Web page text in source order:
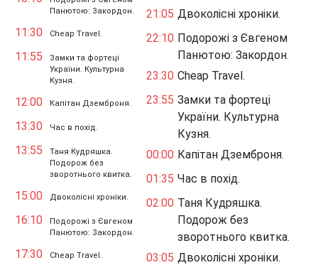
Панютою: Закордон.
11:30 Cheap Travel.
11:55
Замки та фортеці
України. Культурна
Кузня.
12:00 Капітан Дземброня.
13:30 Час в похід.
13:55
Таня Кудряшка.
Подорож без
зворотнього квитка.
15:00 Двоколісні хроніки.
16:10
Подорожі з Євгеном
Панютою: Закордон.
17:30 Cheap Travel.
21:05 Двоколісні хроніки.
22:10 Подорожі з Євгеном
Панютою: Закордон.
23:30 Cheap Travel.
23:55 Замки та фортеці
України. Культурна
Кузня.
00:00 Капітан Дземброня.
01:35 Час в похід.
02:00 Таня Кудряшка.
Подорож без
зворотнього квитка.
03:05 Двоколісні хроніки.